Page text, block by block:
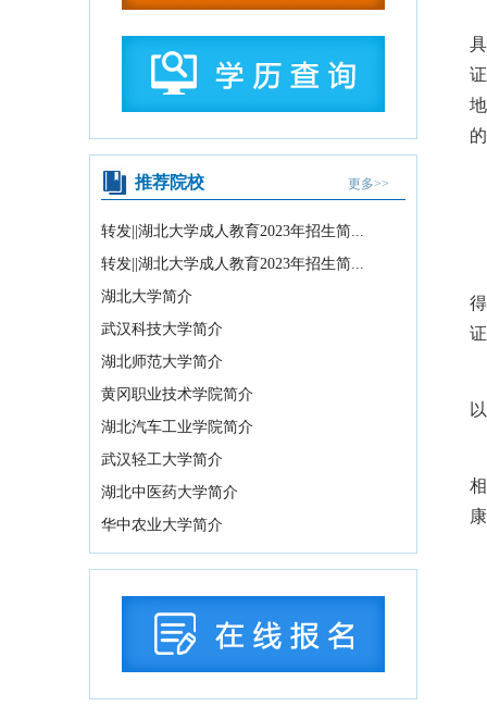
社会工作的意见...
教育部关于公布2026年高等学历继续教
育拟招生专业... 2026-07-22
07-16
上报名须知 2026-07-15
湖北省2026年下半年高等教育自学考试
计算机化考试...
教育部办公厅关于印发《义务教育阶段
科学教育“做中学...
关于武汉晴川学院变更办学地址的公示
2026-08-04
2026年湖北省海军青少年航空学校招生
拟录取学生名...
2026年湖北省空军青少年航空学校招生
国务院办公厅印发《关于国务院行政复
中共中央 国务院转发《中央宣传部、司
推荐院校 更多>>
转发||湖北大学成人教育2023年招生简...
转发||湖北大学成人教育2023年招生简...
湖北大学简介
武汉科技大学简介
湖北师范大学简介
黄冈职业技术学院简介
湖北汽车工业学院简介
武汉轻工大学简介
湖北中医药大学简介
华中农业大学简介